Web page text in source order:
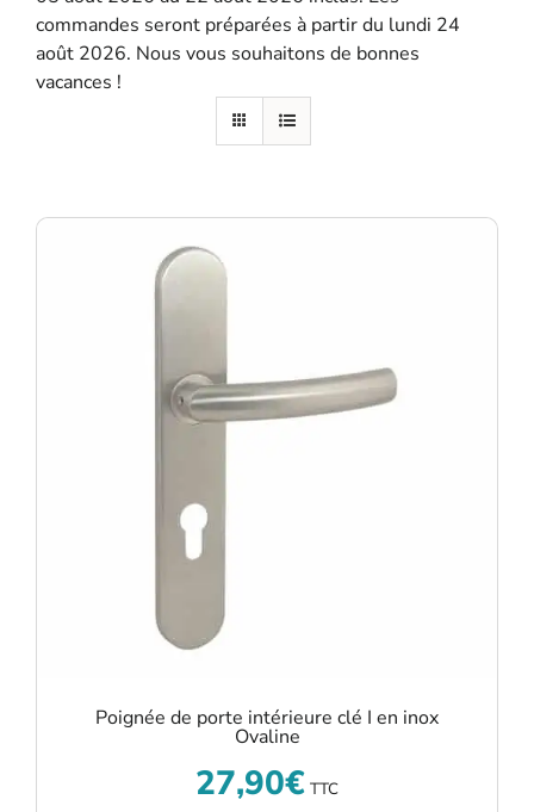
SE SOUVENIR DE MOI
S'ENREGISTRER
commandes seront préparées à partir du lundi 24
août 2026. Nous vous souhaitons de bonnes
vacances !
Poignée de porte intérieure clé I en inox
Ovaline
27,90€ TTC